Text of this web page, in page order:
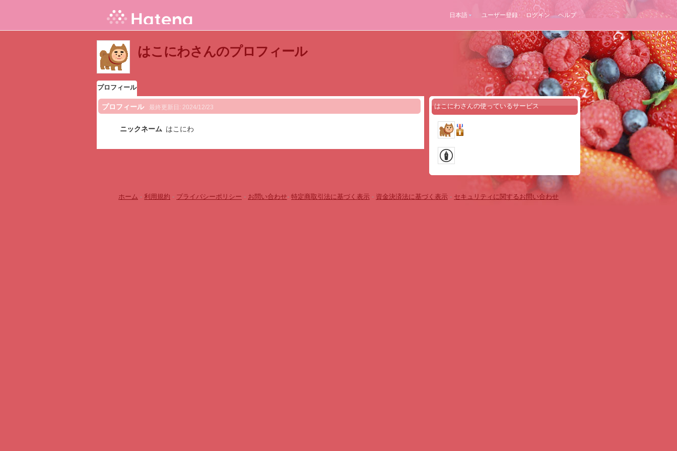
日本語 ユーザー登録 ログイン ヘルプ
はこにわさんのプロフィール
プロフィール
プロフィール 最終更新日: 2024/12/23
ニックネーム はこにわ
はこにわさんの使っているサービス
ホーム - 利用規約 - プライバシーポリシー - お問い合わせ- 特定商取引法に基づく表示 - 資金決済法に基づく表示 - セキュリティに関するお問い合わせ